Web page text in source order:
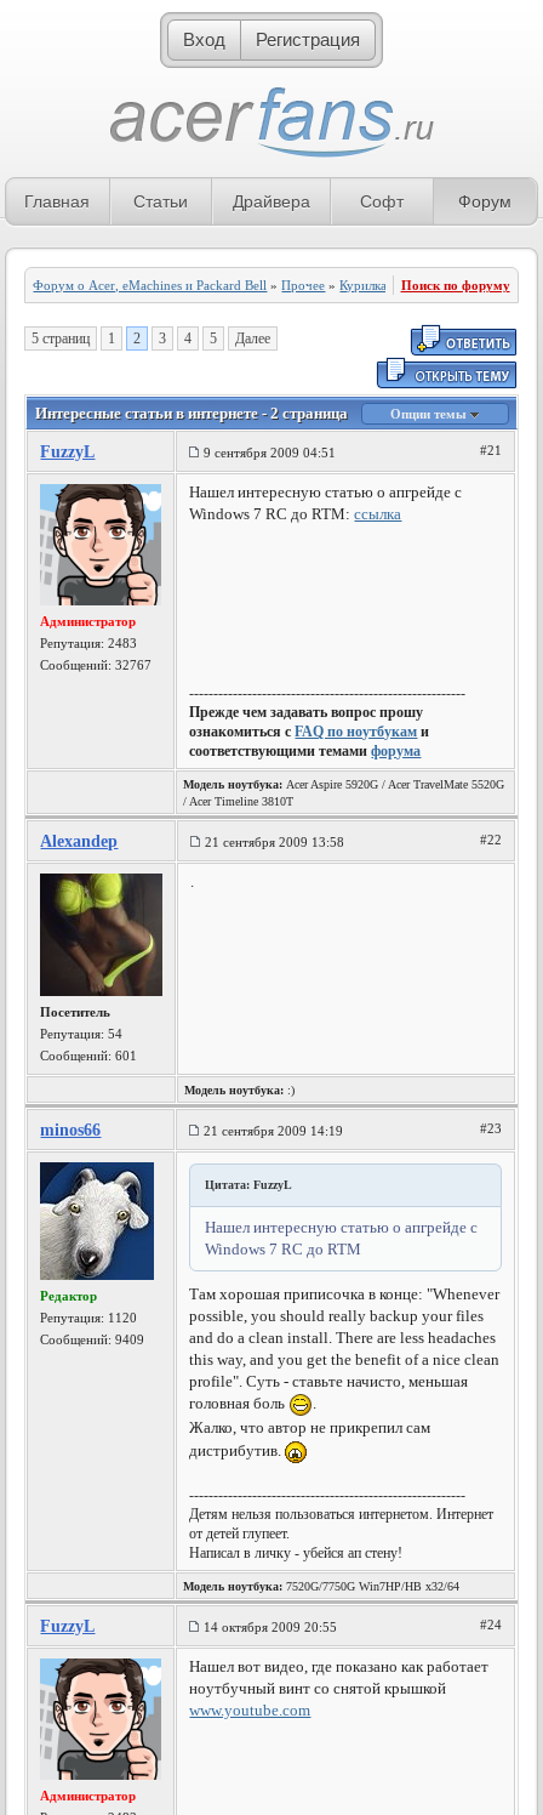
Вход Регистрация
Главная Статьи Драйвера Софт Форум
Форум о Acer, eMachines и Packard Bell »Прочее »Курилка Поиск по форуму
5 страниц 1 2 3 4 5 Далее
Интересные статьи в интернете - 2 страница Опции темы
FuzzyL 9 сентября 2009 04:51 #21
Администратор
Репутация:2483
Сообщений: 32767
Нашел интересную статью о апгрейде с
Windows 7 RC до RTM:ссылка
---------------------------------------------------------
Прежде чем задавать вопрос прошу
ознакомиться сFAQ по ноутбукам и
соответствующими темамифорума
Модель ноутбука: Acer Aspire 5920G / Acer TravelMate 5520G
/ Acer Timeline 3810T
Alexandep 21 сентября 2009 13:58 #22
Посетитель
Репутация:54
Сообщений: 601
.
Модель ноутбука: :)
minos66 21 сентября 2009 14:19 #23
Редактор
Репутация: 1120
Сообщений: 9409
Цитата: FuzzyL
Нашел интересную статью о апгрейде с
Windows 7 RC до RTM
Там хорошая приписочка в конце: "Whenever
possible, you should really backup your files
and do a clean install. There are less headaches
this way, and you get the benefit of a nice clean
profile". Суть - ставьте начисто, меньшая
головная боль
.
Жалко, что автор не прикрепил сам
дистрибутив.
---------------------------------------------------------
Детям нельзя пользоваться интернетом. Интернет
от детей глупеет.
Написал в личку - убейся ап стену!
Модель ноутбука: 7520G/7750G Win7HP/HB x32/64
FuzzyL 14 октября 2009 20:55 #24
Администратор
Нашел вот видео, где показано как работает
ноутбучный винт со снятой крышкой
www.youtube.com